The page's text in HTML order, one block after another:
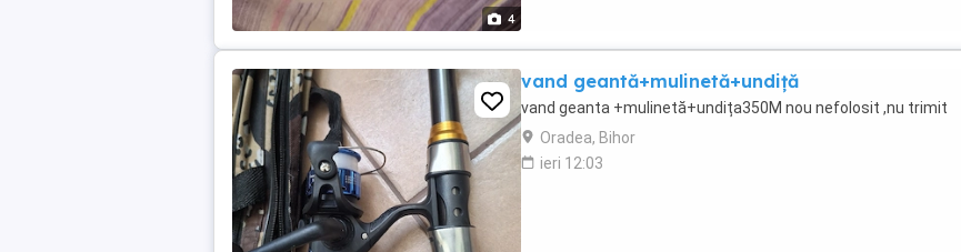
4
vand geantă+mulinetă+undiță
vand geanta +mulinetă+undița350M nou nefolosit ,nu trimit
Oradea, Bihor
ieri 12:03